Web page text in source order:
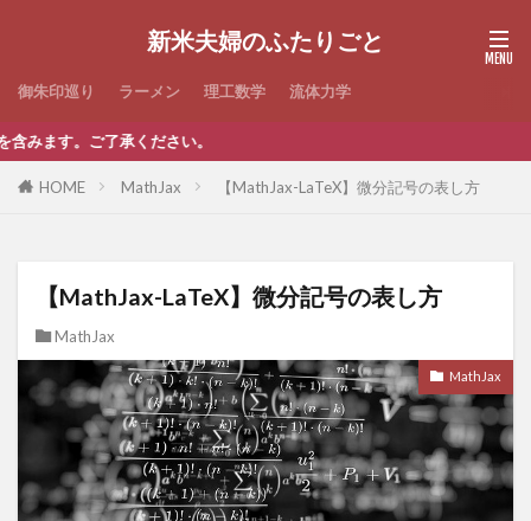
新米夫婦のふたりごと
御朱印巡り ラーメン 理工数学 流体力学
了承ください。
HOME MathJax 【MathJax-LaTeX】微分記号の表し方
【MathJax-LaTeX】微分記号の表し方
MathJax
MathJax